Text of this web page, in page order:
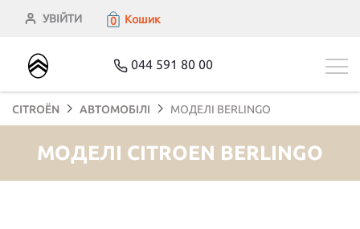
УВІЙТИ 0 Кошик
044 591 80 00
CITROЁN АВТОМОБІЛІ МОДЕЛІ BERLINGO
МОДЕЛІ CITROEN BERLINGO